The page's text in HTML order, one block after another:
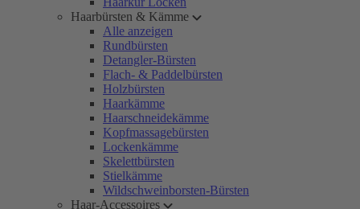
Haarbürsten & Kämme
Alle anzeigen
Rundbürsten
Detangler-Bürsten
Flach- & Paddelbürsten
Holzbürsten
Haarkämme
Haarschneidekämme
Kopfmassagebürsten
Lockenkämme
Skelettbürsten
Stielkämme
Wildschweinborsten-Bürsten
Haar-Accessoires